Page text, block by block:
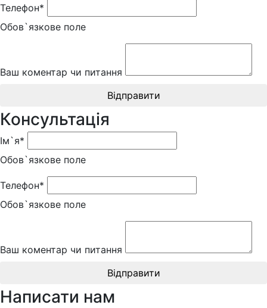
Телефон*
Обов`язкове поле
Ваш коментар чи питання
Відправити
Консультація
Ім`я*
Обов`язкове поле
Телефон*
Обов`язкове поле
Ваш коментар чи питання
Відправити
Написати нам